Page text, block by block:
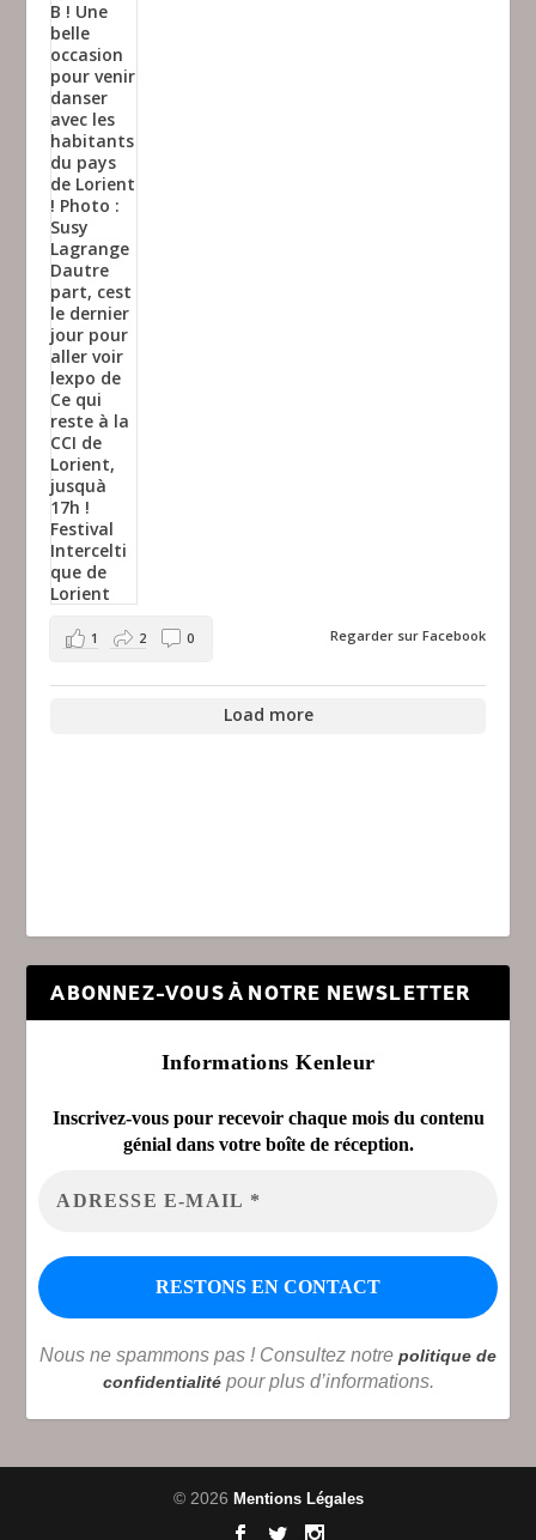
Regarder sur Facebook
1 2 0
Load more
ABONNEZ-VOUS À NOTRE NEWSLETTER
Informations Kenleur
Inscrivez-vous pour recevoir chaque mois du contenu
génial dans votre boîte de réception.
Nous ne spammons pas ! Consultez notre politique de
confidentialitépour plus d’informations.
© 2026 Mentions Légales